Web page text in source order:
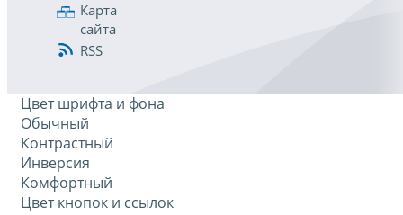
Карта
сайта
RSS
Цвет шрифта и фона
Обычный
Контрастный
Инверсия
Комфортный
Цвет кнопок и ссылок